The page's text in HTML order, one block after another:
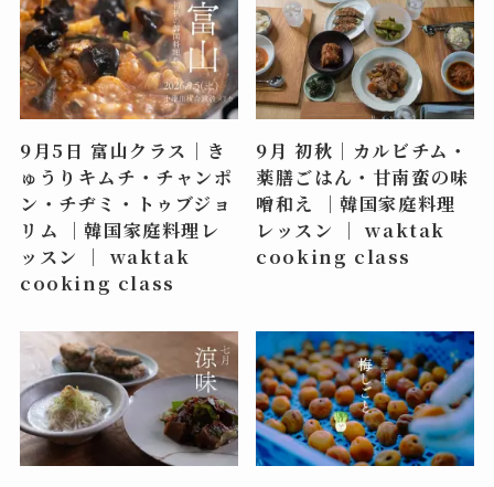
9月5日 富山クラス｜き
ゅうりキムチ・チャンポ
ン・チヂミ・トゥブジョ
リム ｜韓国家庭料理レ
ッスン ｜ waktak
cooking class
9月 初秋｜カルビチム・
薬膳ごはん・甘南蛮の味
噌和え ｜韓国家庭料理
レッスン ｜ waktak
cooking class